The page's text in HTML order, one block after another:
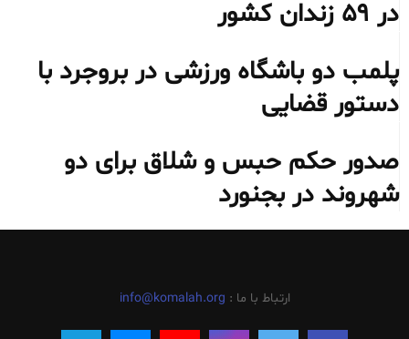
در ۵۹ زندان کشور
پلمب دو باشگاه ورزشی در بروجرد با
دستور قضایی
صدور حکم حبس و شلاق برای دو
شهروند در بجنورد
ارتباط با ما : info@komalah.org